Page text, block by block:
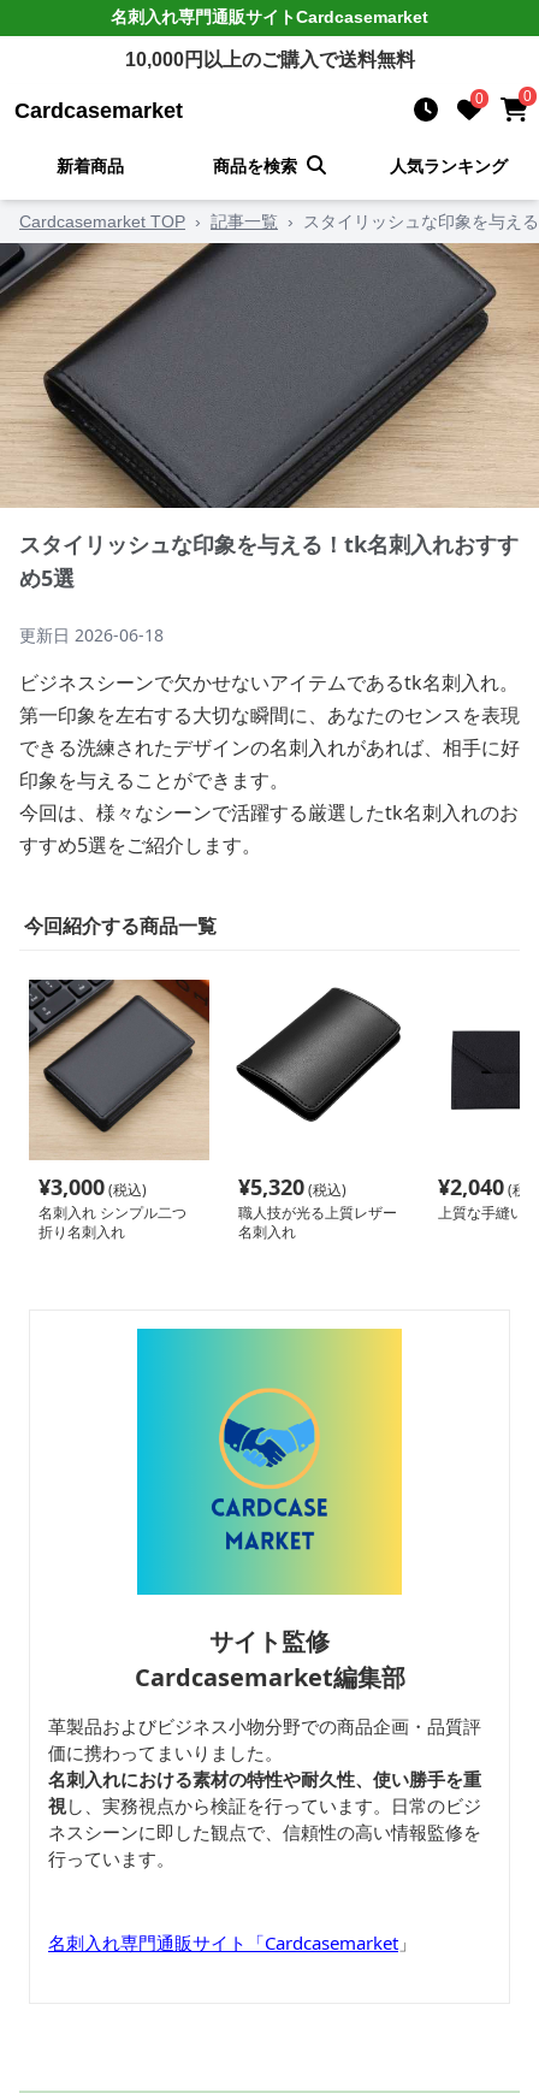
名刺入れ専門通販サイトCardcasemarket
10,000円以上のご購入で送料無料
Cardcasemarket 0 0
新着商品 商品を検索 人気ランキング
Cardcasemarket TOP › 記事一覧 › スタイリッシュな印象を与え
スタイリッシュな印象を与える！tk名刺入れおすす
め5選
更新日 2026-06-18
ビジネスシーンで欠かせないアイテムであるtk名刺入れ。
第一印象を左右する大切な瞬間に、あなたのセンスを表現
できる洗練されたデザインの名刺入れがあれば、相手に好
印象を与えることができます。
今回は、様々なシーンで活躍する厳選したtk名刺入れのお
すすめ5選をご紹介します。
今回紹介する商品一覧
¥3,000(税込)
名刺入れ シンプル二つ
折り名刺入れ
¥5,320(税込)
職人技が光る上質レザー
名刺入れ
¥2,040(税
上質な手縫い
サイト監修
Cardcasemarket編集部
革製品およびビジネス小物分野での商品企画・品質評
価に携わってまいりました。
名刺入れにおける素材の特性や耐久性、使い勝手を重
視し、実務視点から検証を行っています。日常のビジ
ネスシーンに即した観点で、信頼性の高い情報監修を
行っています。
名刺入れ専門通販サイト「Cardcasemarket 」